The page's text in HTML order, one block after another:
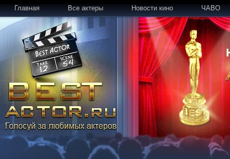
Главная Все актеры Новости кино ЧАВО